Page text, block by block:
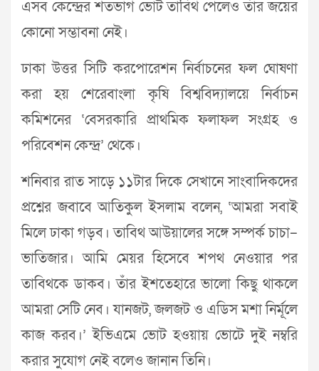
এসব কেন্দ্রের শতভাগ ভোট তাবিথ পেলেও তাঁর জয়ের
কোনো সম্ভাবনা নেই।
ঢাকা উত্তর সিটি করপোরেশন নির্বাচনের ফল ঘোষণা
করা হয় শেরেবাংলা কৃষি বিশ্ববিদ্যালয়ে নির্বাচন
কমিশনের ‘বেসরকারি প্রাথমিক ফলাফল সংগ্রহ ও
পরিবেশন কেন্দ্র’ থেকে।
শনিবার রাত সাড়ে ১১টার দিকে সেখানে সাংবাদিকদের
প্রশ্নের জবাবে আতিকুল ইসলাম বলেন, ‘আমরা সবাই
মিলে ঢাকা গড়ব। তাবিথ আউয়ালের সঙ্গে সম্পর্ক চাচা–
ভাতিজার। আমি মেয়র হিসেবে শপথ নেওয়ার পর
তাবিথকে ডাকব। তাঁর ইশতেহারে ভালো কিছু থাকলে
আমরা সেটি নেব। যানজট, জলজট ও এডিস মশা নির্মূলে
কাজ করব।’ ইভিএমে ভোট হওয়ায় ভোটে দুই নম্বরি
করার সুযোগ নেই বলেও জানান তিনি।